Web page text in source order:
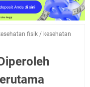
fisik / kesehatan